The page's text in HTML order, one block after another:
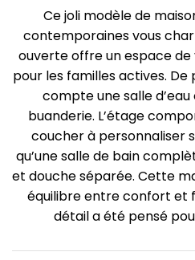
Ce joli modèle de
contemporaines vous
ouverte offre un espace
pour les familles actives.
compte une salle
buanderie. L’étage
coucher à personnaliser
qu’une salle de bain
et douche séparée. Cette
équilibre entre confort et
détail a été pensé